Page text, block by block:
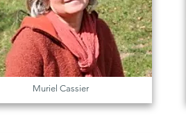
Muriel Cassier